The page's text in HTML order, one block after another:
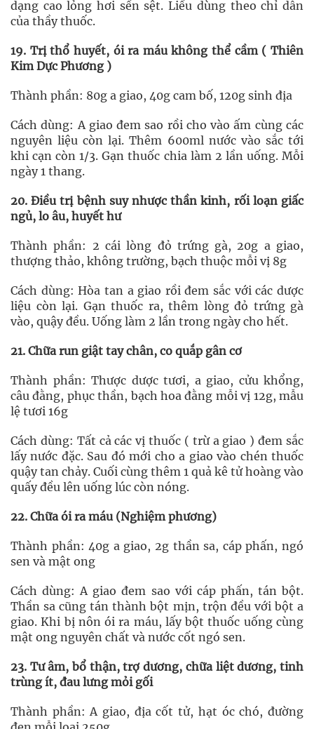
dạng cao lỏng hơi sền sệt. Liều dùng theo chỉ dẫn
của thầy thuốc.
19. Trị thổ huyết, ói ra máu không thể cầm ( Thiên
Kim Dực Phương )
Thành phần: 80g a giao, 40g cam bố, 120g sinh địa
Cách dùng: A giao đem sao rồi cho vào ấm cùng các
nguyên liệu còn lại. Thêm 600ml nước vào sắc tới
khi cạn còn 1/3. Gạn thuốc chia làm 2 lần uống. Mỗi
ngày 1 thang.
20. Điều trị bệnh suy nhược thần kinh, rối loạn giấc
ngủ, lo âu, huyết hư
Thành phần: 2 cái lòng đỏ trứng gà, 20g a giao,
thượng thảo, không trường, bạch thuộc mỗi vị 8g
Cách dùng: Hòa tan a giao rồi đem sắc với các dược
liệu còn lại. Gạn thuốc ra, thêm lòng đỏ trứng gà
vào, quậy đều. Uống làm 2 lần trong ngày cho hết.
21. Chữa run giật tay chân, co quắp gân cơ
Thành phần: Thược dược tươi, a giao, cửu khổng,
câu đằng, phục thần, bạch hoa đằng mỗi vị 12g, mẫu
lệ tươi 16g
Cách dùng: Tất cả các vị thuốc ( trừ a giao ) đem sắc
lấy nước đặc. Sau đó mới cho a giao vào chén thuốc
quậy tan chảy. Cuối cùng thêm 1 quả kê tử hoàng vào
quấy đều lên uống lúc còn nóng.
22. Chữa ói ra máu (Nghiệm phương)
Thành phần: 40g a giao, 2g thần sa, cáp phấn, ngó
sen và mật ong
Cách dùng: A giao đem sao với cáp phấn, tán bột.
Thần sa cũng tán thành bột mịn, trộn đều với bột a
giao. Khi bị nôn ói ra máu, lấy bột thuốc uống cùng
mật ong nguyên chất và nước cốt ngó sen.
23. Tư âm, bổ thận, trợ dương, chữa liệt dương, tinh
trùng ít, đau lưng mỏi gối
Thành phần: A giao, địa cốt tử, hạt óc chó, đường